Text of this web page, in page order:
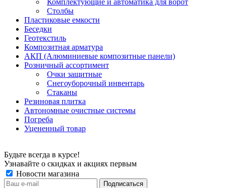
Столбы
Пластиковые емкости
Беседки
Геотекстиль
Композитная арматура
АКП (Алюминиевые композитные панели)
Розничный ассортимент
Очки защитные
Снегоуборочный инвентарь
Стаканы
Резиновая плитка
Автономные очистные системы
Погреба
Уцененный товар
Будьте всегда в курсе!
Узнавайте о скидках и акциях первым
Новости магазина